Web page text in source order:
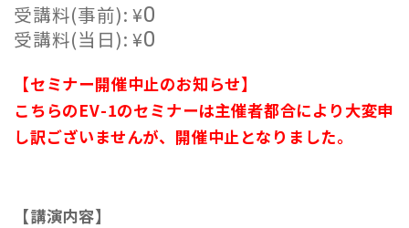
受講料(事前):¥0
受講料(当日):¥0
【セミナー開催中止のお知らせ】
こちらのEV-1のセミナーは主催者都合により大変申
し訳ございませんが、開催中止となりました。
【講演内容】